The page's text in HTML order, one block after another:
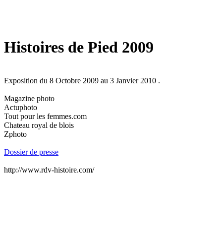
Histoires de Pied 2009
Exposition du 8 Octobre 2009 au 3 Janvier 2010 .
Magazine photo
Actuphoto
Tout pour les femmes.com
Chateau royal de blois
Zphoto
Dossier de presse
http://www.rdv-histoire.com/